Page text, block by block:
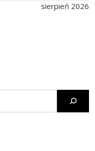
sierpień 2026